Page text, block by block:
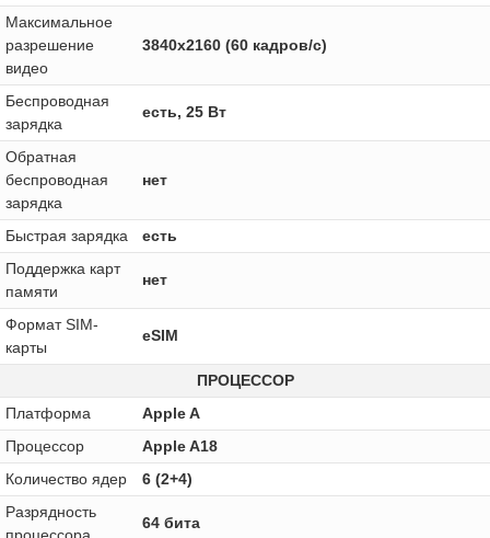
Максимальное
разрешение
видео
3840x2160 (60 кадров/с)
Беспроводная
зарядка
есть, 25 Вт
Обратная
беспроводная
зарядка
нет
Быстрая зарядка
есть
Поддержка карт
памяти
нет
Формат SIM-
карты
eSIM
ПРОЦЕССОР
Платформа
Apple A
Процессор
Apple A18
Количество ядер
6 (2+4)
Разрядность
64 бита